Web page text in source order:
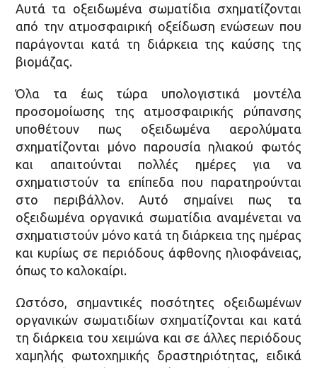
Αυτά τα οξειδωμένα σωματίδια σχηματίζονται
από την ατμοσφαιρική οξείδωση ενώσεων που
παράγονται κατά τη διάρκεια της καύσης της
βιομάζας.
Όλα τα έως τώρα υπολογιστικά μοντέλα
προσομοίωσης της ατμοσφαιρικής ρύπανσης
υποθέτουν πως οξειδωμένα αερολύματα
σχηματίζονται μόνο παρουσία ηλιακού φωτός
και απαιτούνται πολλές ημέρες για να
σχηματιστούν τα επίπεδα που παρατηρούνται
στο περιβάλλον. Αυτό σημαίνει πως τα
οξειδωμένα οργανικά σωματίδια αναμένεται να
σχηματιστούν μόνο κατά τη διάρκεια της ημέρας
και κυρίως σε περιόδους άφθονης ηλιοφάνειας,
όπως το καλοκαίρι.
Ωστόσο, σημαντικές ποσότητες οξειδωμένων
οργανικών σωματιδίων σχηματίζονται και κατά
τη διάρκεια του χειμώνα και σε άλλες περιόδους
χαμηλής φωτοχημικής δραστηριότητας, ειδικά